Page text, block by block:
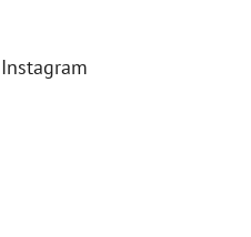
Instagram